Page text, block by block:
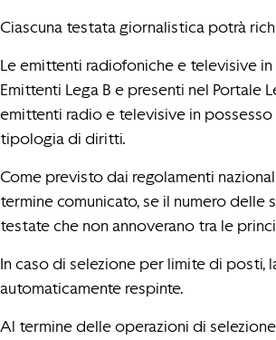
Ciascuna testata giornalistica potrà
Le emittenti radiofoniche e televisive
Emittenti Lega B e presenti nel Portale
emittenti radio e televisive in
tipologia di diritti.
Come previsto dai regolamenti
termine comunicato, se il numero delle
testate che non annoverano tra le
In caso di selezione per limite di posti,
automaticamente respinte.
Al termine delle operazioni di